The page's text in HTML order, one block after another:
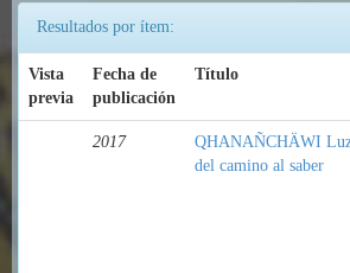
Resultados por ítem:
Vista
previa
Fecha de
publicación
Título
2017
QHANAÑCHÄWI
del camino al saber